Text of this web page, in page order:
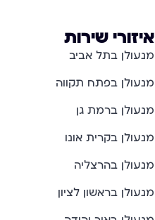
איזורי שירות
מנעולן בתל אביב
מנעולן בפתח תקווה
מנעולן ברמת גן
מנעולן בקרית אונו
מנעולן בהרצליה
מנעולן בראשון לציון